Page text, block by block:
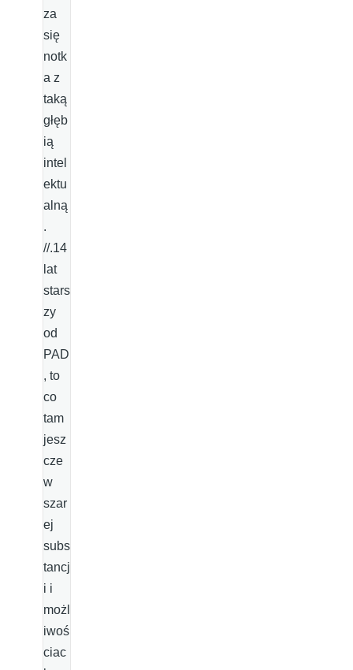
za
się
notk
a z
taką
głęb
ią
intel
ektu
alną
.
//.14
lat
stars
zy
od
PAD
, to
co
tam
jesz
cze
w
szar
ej
subs
tancj
i i
możl
iwoś
ciac